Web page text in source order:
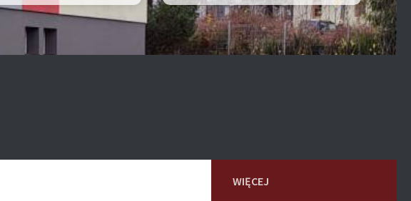
WIĘCEJ